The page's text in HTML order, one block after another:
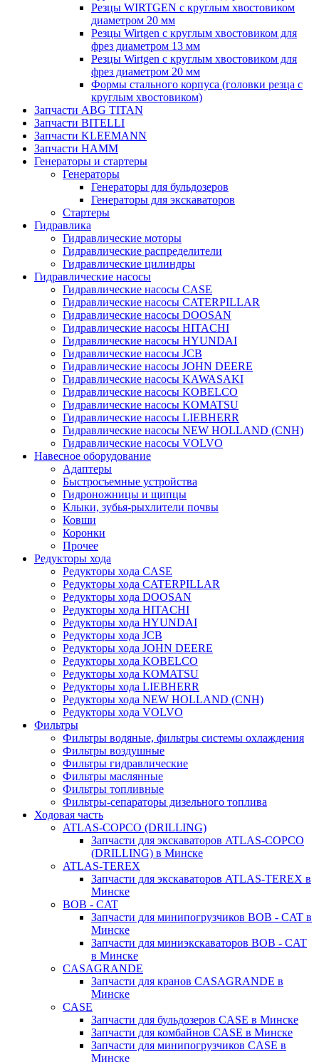
Резцы WIRTGEN с круглым хвостовиком
диаметром 20 мм
Резцы Wirtgen с круглым хвостовиком для
фрез диаметром 13 мм
Резцы Wirtgen с круглым хвостовиком для
фрез диаметром 20 мм
Формы стального корпуса (головки резца с
круглым хвостовиком)
Запчасти ABG TITAN
Запчасти BITELLI
Запчасти KLEEMANN
Запчасти HAMM
Генераторы и стартеры
Генераторы
Генераторы для бульдозеров
Генераторы для экскаваторов
Стартеры
Гидравлика
Гидравлические моторы
Гидравлические распределители
Гидравлические цилиндры
Гидравлические насосы
Гидравлические насосы CASE
Гидравлические насосы CATERPILLAR
Гидравлические насосы DOOSAN
Гидравлические насосы HITACHI
Гидравлические насосы HYUNDAI
Гидравлические насосы JCB
Гидравлические насосы JOHN DEERE
Гидравлические насосы KAWASAKI
Гидравлические насосы KOBELCO
Гидравлические насосы KOMATSU
Гидравлические насосы LIEBHERR
Гидравлические насосы NEW HOLLAND (CNH)
Гидравлические насосы VOLVO
Навесное оборудование
Адаптеры
Быстросъемные устройства
Гидроножницы и щипцы
Клыки, зубья-рыхлители почвы
Ковши
Коронки
Прочее
Редукторы хода
Редукторы хода CASE
Редукторы хода CATERPILLAR
Редукторы хода DOOSAN
Редукторы хода HITACHI
Редукторы хода HYUNDAI
Редукторы хода JCB
Редукторы хода JOHN DEERE
Редукторы хода KOBELCO
Редукторы хода KOMATSU
Редукторы хода LIEBHERR
Редукторы хода NEW HOLLAND (CNH)
Редукторы хода VOLVO
Фильтры
Фильтры водяные, фильтры системы охлаждения
Фильтры воздушные
Фильтры гидравлические
Фильтры маслянные
Фильтры топливные
Фильтры-сепараторы дизельного топлива
Ходовая часть
ATLAS-COPCO (DRILLING)
Запчасти для экскаваторов ATLAS-COPCO
(DRILLING) в Минске
ATLAS-TEREX
Запчасти для экскаваторов ATLAS-TEREX в
Минске
BOB - CAT
Запчасти для минипогрузчиков BOB - CAT в
Минске
Запчасти для миниэкскаваторов BOB - CAT
в Минске
CASAGRANDE
Запчасти для кранов CASAGRANDE в
Минске
CASE
Запчасти для бульдозеров CASE в Минске
Запчасти для комбайнов CASE в Минске
Запчасти для минипогрузчиков CASE в
Минске